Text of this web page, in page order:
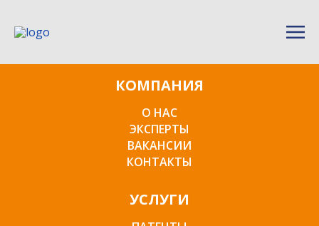
КОМПАНИЯ
О НАС
ЭКСПЕРТЫ
ВАКАНСИИ
КОНТАКТЫ
УСЛУГИ